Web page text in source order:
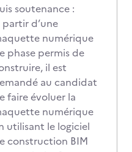
soutenance :
d’une
numérique
phase permis de
il est
au candidat
faire évoluer la
numérique
utilisant le logiciel
construction BIM